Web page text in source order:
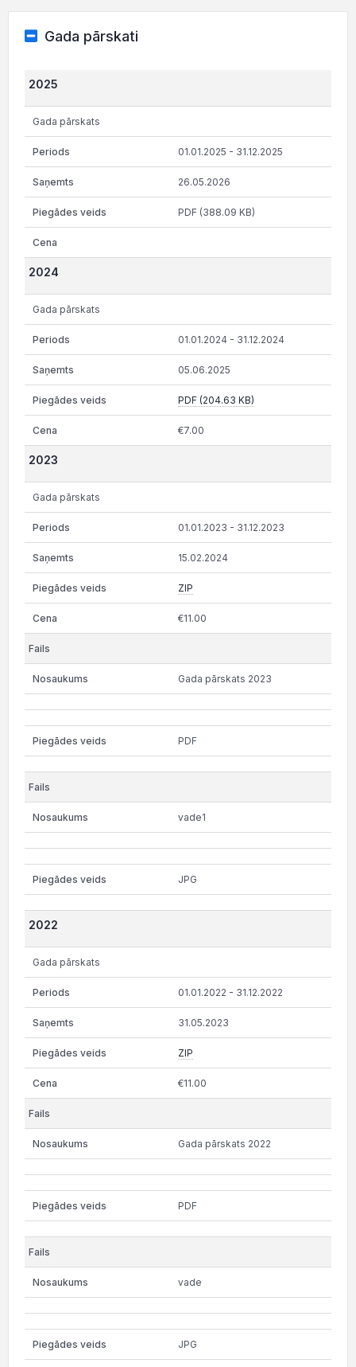
Gada pārskati
2025
Gada pārskats
01.01.2025 - 31.12.2025
26.05.2026
PDF (388.09 KB)
2024
Gada pārskats
01.01.2024 - 31.12.2024
05.06.2025
PDF (204.63 KB)
€7.00
2023
Gada pārskats
01.01.2023 - 31.12.2023
15.02.2024
ZIP
€11.00
Gada pārskats 2023
PDF
vade1
JPG
2022
Gada pārskats
01.01.2022 - 31.12.2022
31.05.2023
ZIP
€11.00
Gada pārskats 2022
PDF
vade
JPG